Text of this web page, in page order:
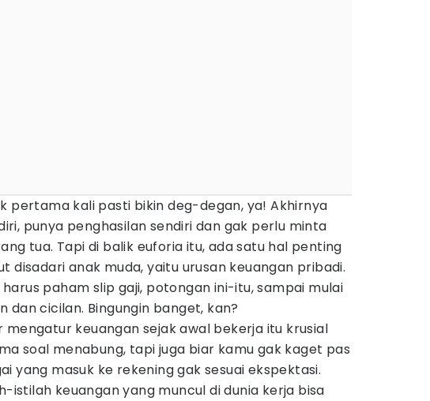
pertama kali pasti bikin deg-degan, ya! Akhirnya
punya penghasilan sendiri dan gak perlu minta
tua. Tapi di balik euforia itu, ada satu hal penting
disadari anak muda, yaitu urusan keuangan pribadi.
paham slip gaji, potongan ini-itu, sampai mulai
dan cicilan. Bingungin banget, kan?
mengatur keuangan sejak awal bekerja itu krusial
soal menabung, tapi juga biar kamu gak kaget pas
yang masuk ke rekening gak sesuai ekspektasi.
istilah keuangan yang muncul di dunia kerja bisa